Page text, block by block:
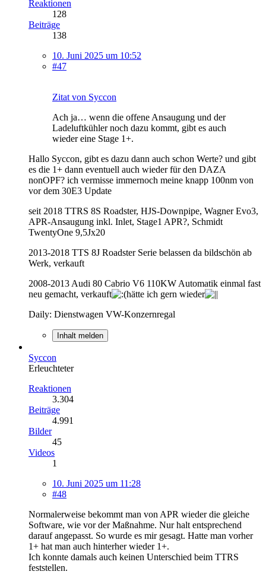
Reaktionen
128
Beiträge
138
10. Juni 2025 um 10:52
#47
Zitat von Syccon
Ach ja… wenn die offene Ansaugung und der
Ladeluftkühler noch dazu kommt, gibt es auch
wieder eine Stage 1+.
Hallo Syccon, gibt es dazu dann auch schon Werte? und gibt
es die 1+ dann eventuell auch wieder für den DAZA
nonOPF? ich vermisse immernoch meine knapp 100nm von
vor dem 30E3 Update
seit 2018 TTRS 8S Roadster, HJS-Downpipe, Wagner Evo3,
APR-Ansaugung inkl. Inlet, Stage1 APR?, Schmidt
TwentyOne 9,5Jx20
2013-2018 TTS 8J Roadster Serie belassen da bildschön ab
Werk, verkauft
2008-2013 Audi 80 Cabrio V6 110KW Automatik einmal fast
neu gemacht, verkauft
hätte ich gern wieder
Daily: Dienstwagen VW-Konzernregal
Inhalt melden
Syccon
Erleuchteter
Reaktionen
3.304
Beiträge
4.991
Bilder
45
Videos
1
10. Juni 2025 um 11:28
#48
Normalerweise bekommt man von APR wieder die gleiche
Software, wie vor der Maßnahme. Nur halt entsprechend
darauf angepasst. So wurde es mir gesagt. Hatte man vorher
1+ hat man auch hinterher wieder 1+.
Ich konnte damals auch keinen Unterschied beim TTRS
feststellen.